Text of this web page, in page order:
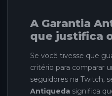
A Garantia
que justifica
Se você tivesse que
critério para comparar
seguidores na Twitch,
Antiqueda significa